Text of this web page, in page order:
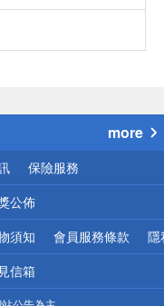
more
保險服務
公佈
須知 會員服務條款 隱
信箱